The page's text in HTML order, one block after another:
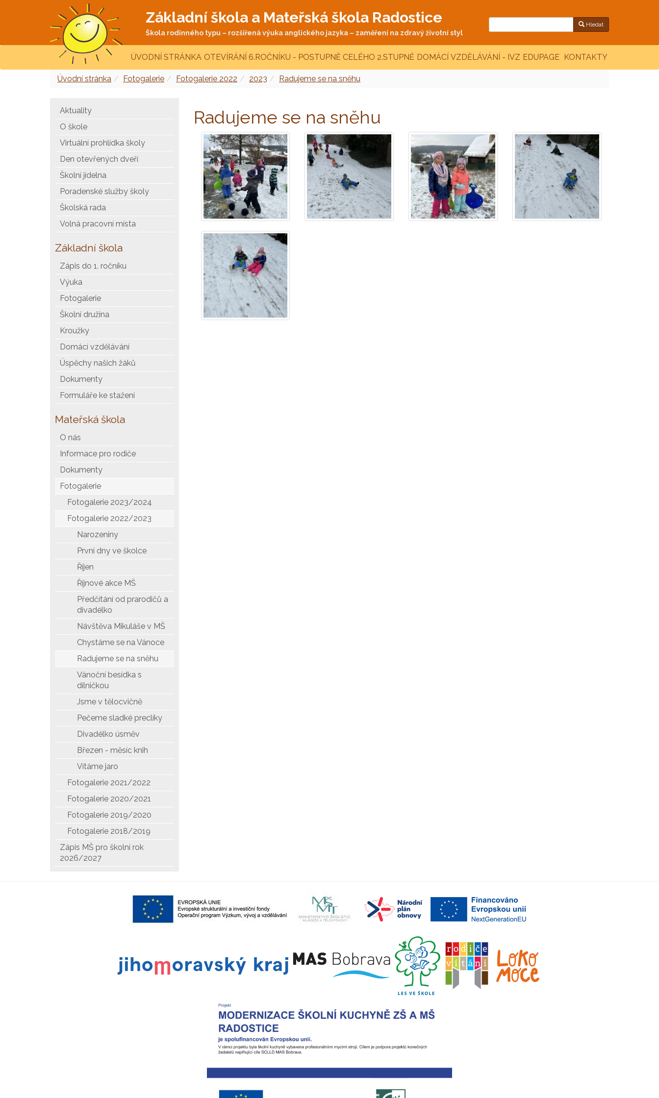
Základní škola a Mateřská škola Radostice
Škola rodinného typu – rozšířená výuka anglického jazyka – zaměření na zdravý životní styl
Hledat
ÚVODNÍ STRÁNKA OTEVÍRÁNÍ 6.ROČNÍKU - POSTUPNĚ CELÉHO 2.STUPNĚ DOMÁCÍ VZDĚLÁVÁNÍ - IVZ EDUPAGE KONTAKTY
Úvodní stránka Fotogalerie Fotogalerie 2022 2023 Radujeme se na sněhu
Aktuality
O škole
Virtuální prohlídka školy
Den otevřených dveří
Školní jídelna
Poradenské služby školy
Školská rada
Volná pracovní místa
Základní škola
Zápis do 1. ročníku
Výuka
Fotogalerie
Školní družina
Kroužky
Domácí vzdělávání
Úspěchy našich žáků
Dokumenty
Formuláře ke stažení
Mateřská škola
O nás
Informace pro rodiče
Dokumenty
Fotogalerie
Fotogalerie 2023/2024
Fotogalerie 2022/2023
Narozeniny
První dny ve školce
Říjen
Říjnové akce MŠ
Předčítání od prarodičů a
divadélko
Návštěva Mikuláše v MŠ
Chystáme se na Vánoce
Radujeme se na sněhu
Vánoční besídka s
dílničkou
Jsme v tělocvičně
Pečeme sladké preclíky
Divadélko úsměv
Březen - měsíc knih
Vítáme jaro
Fotogalerie 2021/2022
Fotogalerie 2020/2021
Fotogalerie 2019/2020
Fotogalerie 2018/2019
Zápis MŠ pro školní rok
2026/2027
Radujeme se na sněhu